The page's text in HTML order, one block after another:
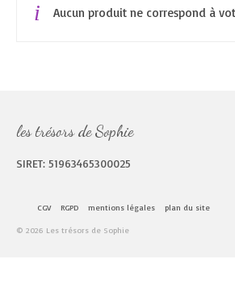
Aucun produit ne correspond à
les trésors de Sophie
SIRET: 51963465300025
CGV RGPD mentions légales plan du site
© 2026 Les trésors de Sophie